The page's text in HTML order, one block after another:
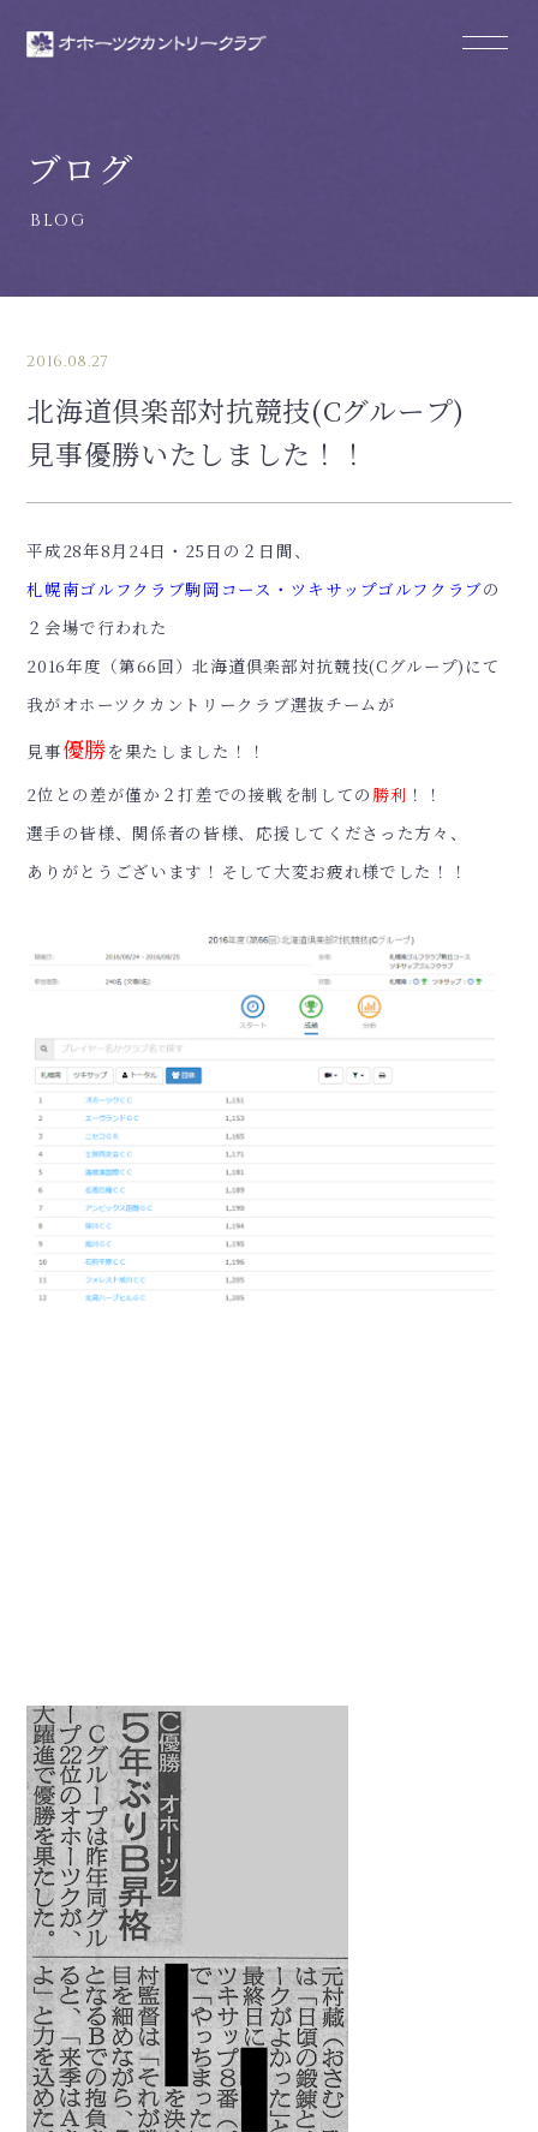
ブログ
2016.08.27
北海道倶楽部対抗競技(Cグループ)
見事優勝いたしました！！
平成28年8月24日・25日の２日間、
札幌南ゴルフクラブ駒岡コース・ツキサップゴルフクラブの
２会場で行われた
2016年度（第66回）北海道倶楽部対抗競技(Cグループ)にて
我がオホーツクカントリークラブ選抜チームが
見事優勝を果たしました！！
2位との差が僅か２打差での接戦を制しての 勝利 ！！
選手の皆様、関係者の皆様、応援してくださった方々、
ありがとうございます！そして大変お疲れ様でした！！